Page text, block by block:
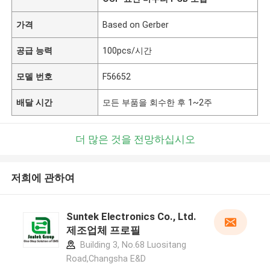
가격 Based on Gerber
공급 능력 100pcs/시간
모델 번호 F56652
배달 시간 모든 부품을 회수한 후 1~2주
더 많은 것을 전망하십시오
저희에 관하여
Suntek Electronics Co., Ltd.
제조업체 프로필
Building 3, No.68 Luositang
Road,Changsha E&D